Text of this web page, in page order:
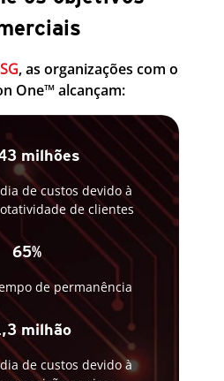
, as organizações com o
One™ alcançam:
milhões
de custos devido à
de clientes
65%
de permanência
milhão
de custos devido à